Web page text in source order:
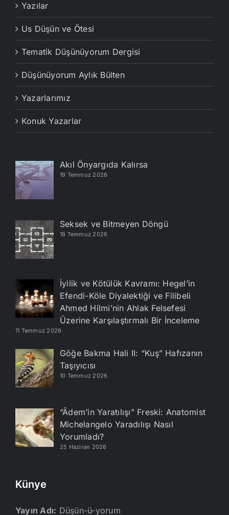
Yazılar
Us Düşün ve Ötesi
Tematik Düşünüyorum Dergisi
Düşünüyorum Aylık Bülten
Yazarlarımız
Konuk Yazarlar
Akıl Önyargıda Kalırsa
19 Temmuz 2026
Seksek ve Bitmeyen Döngü
18 Temmuz 2026
İyilik ve Kötülük Kavramı: Hegel’in
Efendi-Köle Diyalektiği ve Filibeli
Ahmed Hilmi’nin Ahlak Felsefesi
Üzerine Karşılaştırmalı Bir İnceleme
11 Temmuz 2026
Göğe Bakma Hali II: “Kuş” Hafızanın
Taşıyıcısı
10 Temmuz 2026
“Âdem’in Yaratılışı” Freski: Anatomist
Michelangelo Yaradılışı Nasıl
Yorumladı?
25 Haziran 2026
Künye
Yayın Adı: Düşün-ü-yorum